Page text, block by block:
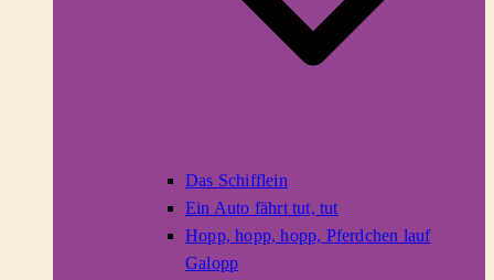
Das Schifflein
Ein Auto fährt tut, tut
Hopp, hopp, hopp, Pferdchen lauf
Galopp